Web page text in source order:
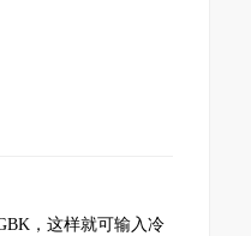
，这样就可输入冷